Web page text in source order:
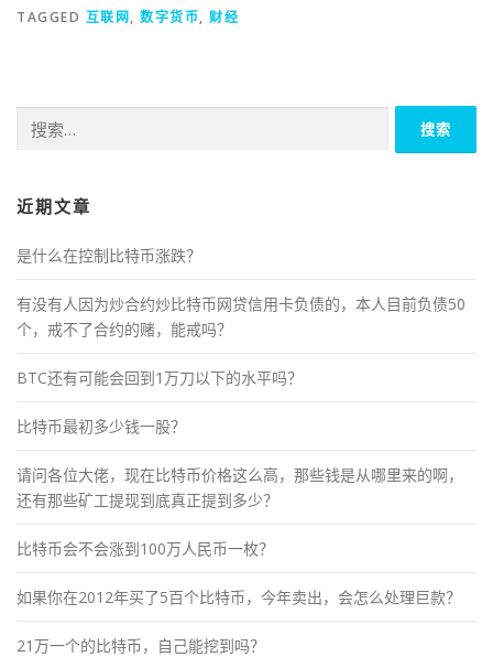
TAGGED 互联网, 数字货币, 财经
索：
近期文章
是什么在控制比特币涨跌？
有没有人因为炒合约炒比特币网贷信用卡负债的，本人目前负债50
个，戒不了合约的赌，能戒吗？
BTC还有可能会回到1万刀以下的水平吗？
比特币最初多少钱一股？
请问各位大佬，现在比特币价格这么高，那些钱是从哪里来的啊，
还有那些矿工提现到底真正提到多少？
比特币会不会涨到100万人民币一枚？
如果你在2012年买了5百个比特币，今年卖出，会怎么处理巨款？
21万一个的比特币，自己能挖到吗？